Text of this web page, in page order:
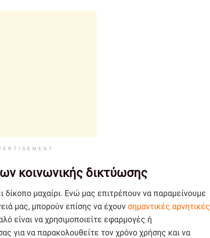
κοινωνικής δικτύωσης
μαχαίρι. Ενώ μας επιτρέπουν να παραμείνουμε
μας, μπορούν επίσης να έχουν σημαντικές αρνητικές
είναι να χρησιμοποιείτε εφαρμογές ή
για να παρακολουθείτε τον χρόνο χρήσης και να